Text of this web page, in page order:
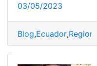
03/05/2023
Blog,Ecuador,Regiones